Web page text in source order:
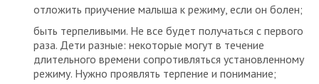
отложить приучение малыша к режиму, если он болен;
быть терпеливыми. Не все будет получаться с первого
раза. Дети разные: некоторые могут в течение
длительного времени сопротивляться установленному
режиму. Нужно проявлять терпение и понимание;